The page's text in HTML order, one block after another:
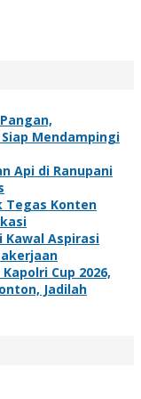
Mendampingi
Api di Ranupani
Tegas Konten
Kawal Aspirasi
Cup 2026,
Jadilah